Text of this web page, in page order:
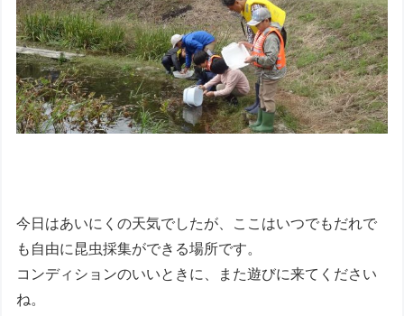
今日はあいにくの天気でしたが、ここはいつでもだれで
も自由に昆虫採集ができる場所です。
コンディションのいいときに、また遊びに来てください
ね。